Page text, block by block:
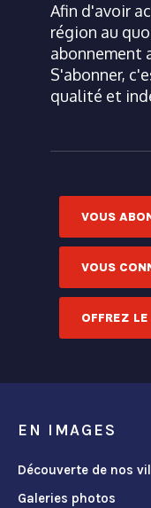
Afin d'avoir
région au
abonnement
S'abonner,
qualité et
VOUS
VOUS
OFFREZ
EN IMAGES
Découverte de nos
Galeries photos